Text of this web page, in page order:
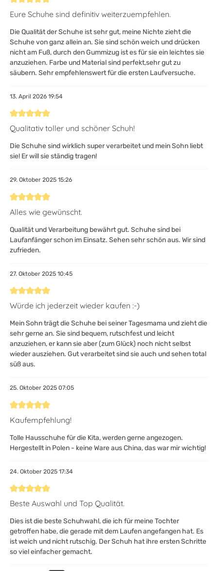
Bewertung mit 5 von 5 Sternen
Eure Schuhe sind definitiv weiterzuempfehlen.
Die Qualität der Schuhe ist sehr gut, meine Nichte zieht die
Schuhe von ganz allein an. Sie sind schön weich und drücken
nicht am Fuß, durch den Gummizug ist es für sie ein leichtes sie
anzuziehen. Farbe und Material sind perfekt,sehr gut zu
säubern. Sehr empfehlenswert für die ersten Laufversuche.
13. April 2026 19:54
Bewertung mit 5 von 5 Sternen
Qualitativ toller und schöner Schuh!
Die Schuhe sind wirklich super verarbeitet und mein Sohn liebt
sie! Er will sie ständig tragen!
29. Oktober 2025 15:26
Bewertung mit 5 von 5 Sternen
Alles wie gewünscht.
Qualität und Verarbeitung bewährt gut. Schuhe sind bei
Laufanfänger schon im Einsatz. Sehen sehr schön aus. Wir sind
zufrieden.
27. Oktober 2025 10:45
Bewertung mit 5 von 5 Sternen
Würde ich jederzeit wieder kaufen :-)
Mein Sohn trägt die Schuhe bei seiner Tagesmama und zieht die
sehr gerne an. Sie sind bequem, rutschfest und leicht
anzuziehen, er kann sie aber (zum Glück) noch nicht selbst
wieder ausziehen. Gut verarbeitet sind sie auch und sehen total
süß aus.
25. Oktober 2025 07:05
Bewertung mit 5 von 5 Sternen
Kaufempfehlung!
Tolle Hausschuhe für die Kita, werden gerne angezogen.
Hergestellt in Polen - keine Ware aus China, das war mir wichtig!
24. Oktober 2025 17:34
Bewertung mit 5 von 5 Sternen
Beste Auswahl und Top Qualität.
Dies ist die beste Schuhwahl, die ich für meine Tochter
getroffen habe, die gerade mit dem Laufen angefangen hat. Es
ist weich und nicht rutschig. Der Schuh hat ihre ersten Schritte
so viel einfacher gemacht.